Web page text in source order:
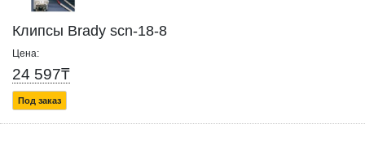
Клипсы Brady scn-18-8
Цена:
24 597₸
Под заказ